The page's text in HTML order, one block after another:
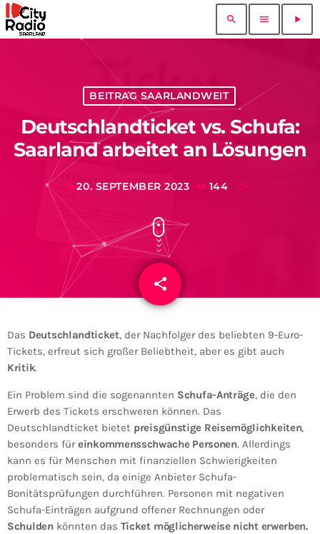
search menu play_arrow
BEITRAG SAARLANDWEIT
Deutschlandticket vs. Schufa:
Saarland arbeitet an Lösungen
today 20. SEPTEMBER 2023 144
share
email
Das Deutschlandticket, der Nachfolger des beliebten 9-Euro-
Tickets, erfreut sich großer Beliebtheit, aber es gibt auch
Kritik.
Ein Problem sind die sogenannten Schufa-Anträge, die den
Erwerb des Tickets erschweren können. Das
Deutschlandticket bietet preisgünstige Reisemöglichkeiten,
besonders füreinkommensschwache Personen. Allerdings
kann es für Menschen mit finanziellen Schwierigkeiten
problematisch sein, da einige Anbieter Schufa-
Bonitätsprüfungen durchführen. Personen mit negativen
Schufa-Einträgen aufgrund offener Rechnungen oder
Schuldenkönnten das Ticket möglicherweise nicht erwerben.